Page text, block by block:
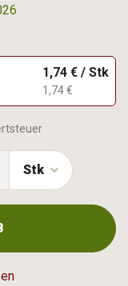
1,74 € / Stk
1,74 €
Stk